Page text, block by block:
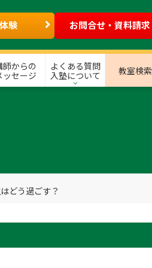
験 お問合せ・資料請求
師からの
ッセージ
よくある質問
入塾について
教室検索
どう過ごす？